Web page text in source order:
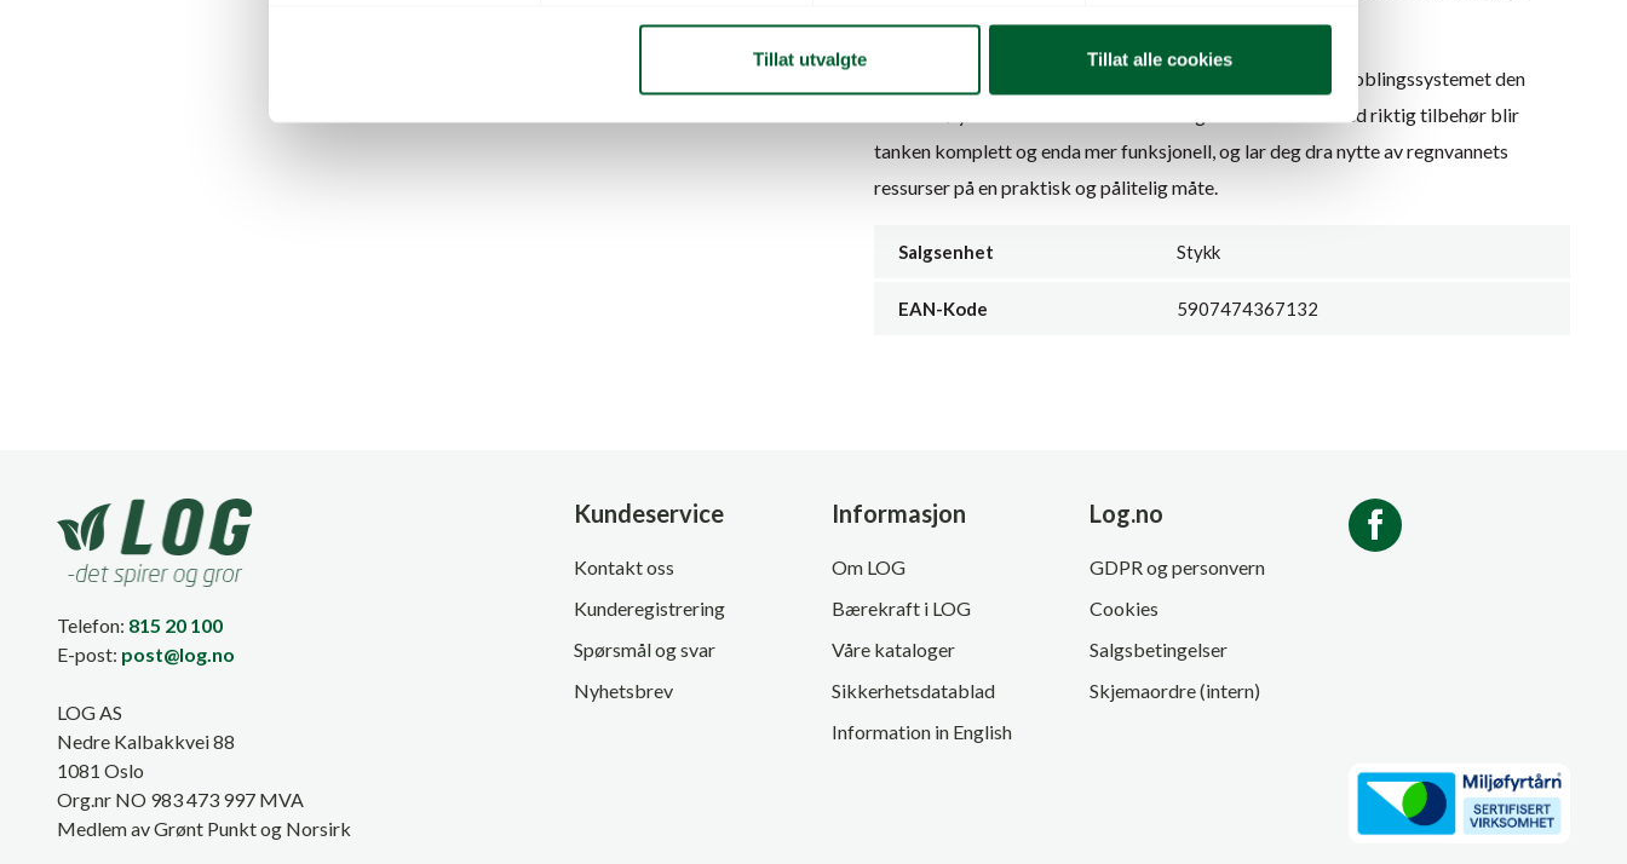
v
Tillat utvalgte Tillat alle cookies
regnvannet for bruk i hagen eller andre formål.
Produsert av Form-Plastic, opprettholder dette kran- og koblingssystemet den
samme høye standarden som FLOW-regnvannstanken. Med riktig tilbehør blir
tanken komplett og enda mer funksjonell, og lar deg dra nytte av regnvannets
ressurser på en praktisk og pålitelig måte.
Salgsenhet Stykk
EAN-Kode 5907474367132
Telefon: 815 20 100
E-post: post@log.no
LOG AS
Nedre Kalbakkvei 88
1081 Oslo
Org.nr NO 983 473 997 MVA
Medlem av Grønt Punkt og Norsirk
Kundeservice
Kontakt oss
Kunderegistrering
Spørsmål og svar
Nyhetsbrev
Informasjon
Om LOG
Bærekraft i LOG
Våre kataloger
Sikkerhetsdatablad
Information in English
Log.no
GDPR og personvern
Cookies
Salgsbetingelser
Skjemaordre (intern)